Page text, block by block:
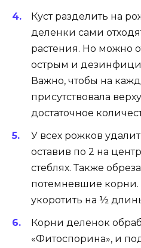
Куст разделить на
деленки сами
растения. Но можно
острым и
Важно, чтобы на
присутствовала
достаточное
У всех рожков
оставив по 2 на
стеблях. Также
потемневшие корни.
укоротить на ½
Корни деленок
«Фитоспорина», и